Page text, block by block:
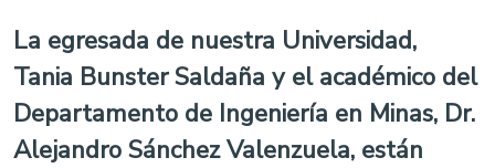
La egresada de nuestra Universidad,
Tania Bunster Saldaña y el académico del
Departamento de Ingeniería en Minas, Dr.
Alejandro Sánchez Valenzuela, están